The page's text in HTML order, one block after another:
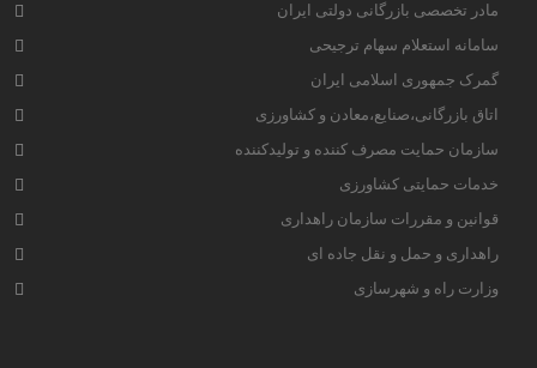
مادر تخصصی بازرگانی دولتی ایران
سامانه استعلام سهام ترجیحی
گمرک جمهوری اسلامی ایران
اتاق بازرگانی،صنایع،معادن و کشاورزی
سازمان حمایت مصرف کننده و تولیدکننده
خدمات حمایتی کشاورزی
قوانین و مقررات سازمان راهداری
راهداری و حمل و نقل جاده ای
وزارت راه و شهرسازی